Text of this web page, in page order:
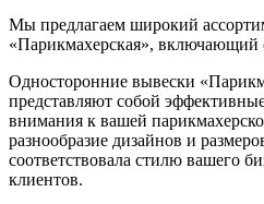
Мы предлагаем широкий
«Парикмахерская», включающий
Односторонние вывески
представляют собой
внимания к вашей
разнообразие дизайнов и
соответствовала стилю вашего
клиентов.